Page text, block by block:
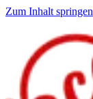
Zum Inhalt springen